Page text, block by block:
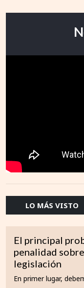
LO MÁS VISTO
El principal
penalidad
legislación
En primer lugar,